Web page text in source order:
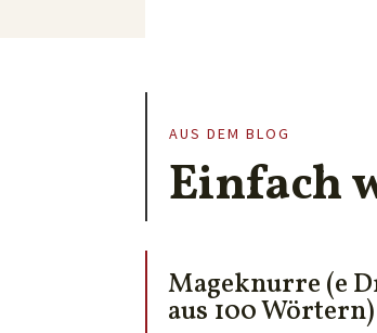
AUS DEM BLOG
Einfach
Mageknurre (e
aus 100 Wörtern)